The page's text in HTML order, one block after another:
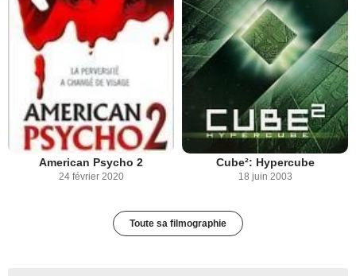
American Psycho 2
24 février 2020
Cube²: Hypercube
18 juin 2003
Toute sa filmographie